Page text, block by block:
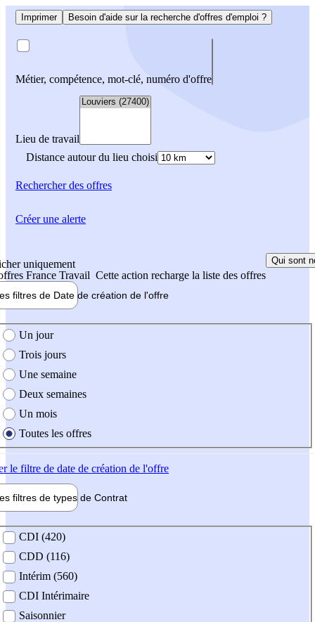
Imprimer Besoin d'aide sur la recherche d'offres d'emploi ?
Métier, compétence, mot-clé, numéro d'offre
Lieu de travail
Distance autour du lieu choisi
Rechercherdes offres
uniquement
France Travail Cette action recharge la liste des offres
Qui sont
filtres de Date de création de l'offre
création de l'offre
Un jour
Trois jours
Une semaine
Deux semaines
Un mois
Toutes les offres
le filtre de date de création de l'offre
filtres de types de Contrat
contrat
CDI (420)
CDD (116)
Intérim (560)
CDI Intérimaire
Saisonnier
Créer une alerte